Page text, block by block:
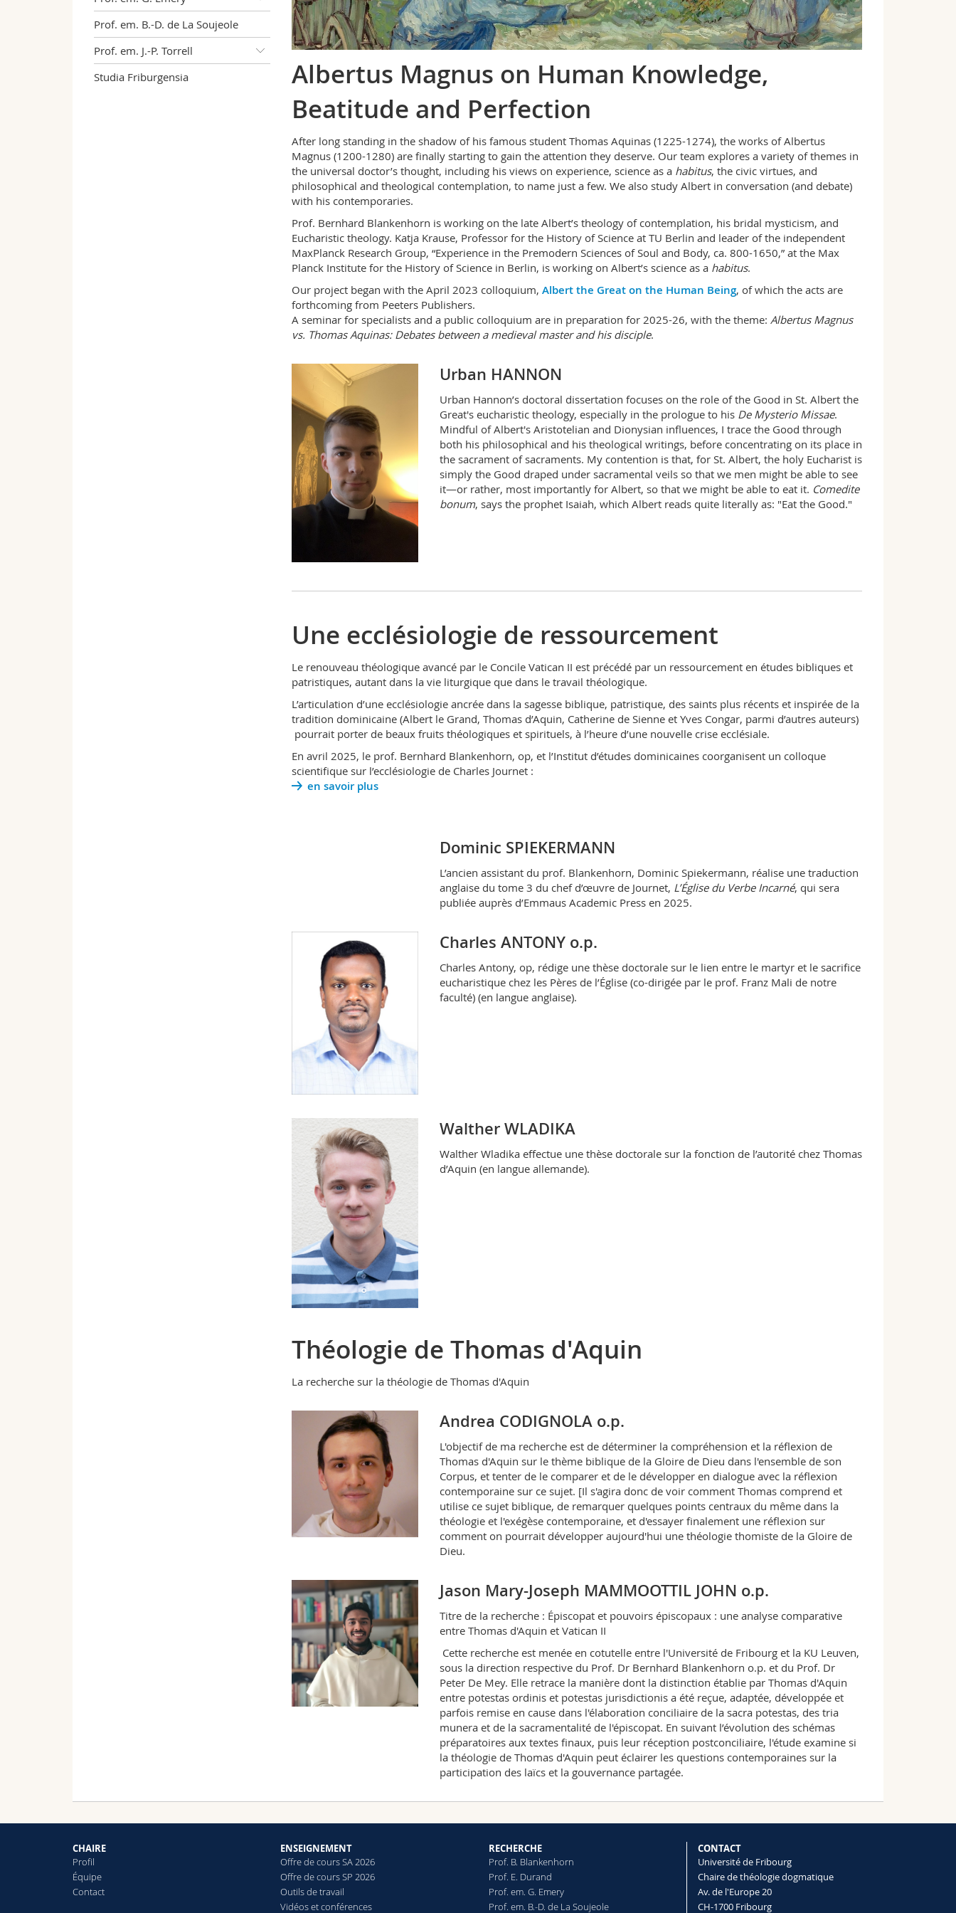
Prof. em. B.-D. de La Soujeole
Prof. em. J.-P. Torrell
Studia Friburgensia
Albertus Magnus on Human Knowledge,
Beatitude and Perfection
After long standing in the shadow of his famous student Thomas Aquinas (1225-1274), the works of Albertus
Magnus (1200-1280) are finally starting to gain the attention they deserve. Our team explores a variety of themes in
the universal doctor’s thought, including his views on experience, science as a habitus, the civic virtues, and
philosophical and theological contemplation, to name just a few. We also study Albert in conversation (and debate)
with his contemporaries.
Prof. Bernhard Blankenhorn is working on the late Albert’s theology of contemplation, his bridal mysticism, and
Eucharistic theology. Katja Krause, Professor for the History of Science at TU Berlin and leader of the independent
MaxPlanck Research Group, “Experience in the Premodern Sciences of Soul and Body, ca. 800-1650,” at the Max
Planck Institute for the History of Science in Berlin, is working on Albert’s science as a habitus.
Our project began with the April 2023 colloquium, Albert the Great on the Human Being, of which the acts are
forthcoming from Peeters Publishers.
A seminar for specialists and a public colloquium are in preparation for 2025-26, with the theme: Albertus Magnus
vs. Thomas Aquinas: Debates between a medieval master and his disciple.
Urban HANNON
Urban Hannon’s doctoral dissertation focuses on the role of the Good in St. Albert the
Great's eucharistic theology, especially in the prologue to his De Mysterio Missae.
Mindful of Albert's Aristotelian and Dionysian influences, I trace the Good through
both his philosophical and his theological writings, before concentrating on its place in
the sacrament of sacraments. My contention is that, for St. Albert, the holy Eucharist is
simply the Good draped under sacramental veils so that we men might be able to see
it—or rather, most importantly for Albert, so that we might be able to eat it. Comedite
bonum, says the prophet Isaiah, which Albert reads quite literally as: "Eat the Good."
Une ecclésiologie de ressourcement
Le renouveau théologique avancé par le Concile Vatican II est précédé par un ressourcement en études bibliques et
patristiques, autant dans la vie liturgique que dans le travail théologique.
L’articulation d’une ecclésiologie ancrée dans la sagesse biblique, patristique, des saints plus récents et inspirée de la
tradition dominicaine (Albert le Grand, Thomas d’Aquin, Catherine de Sienne et Yves Congar, parmi d’autres auteurs)
pourrait porter de beaux fruits théologiques et spirituels, à l’heure d’une nouvelle crise ecclésiale.
En avril 2025, le prof. Bernhard Blankenhorn, op, et l’Institut d’études dominicaines coorganisent un colloque
scientifique sur l’ecclésiologie de Charles Journet :
en savoir plus
Dominic SPIEKERMANN
L’ancien assistant du prof. Blankenhorn, Dominic Spiekermann, réalise une traduction
anglaise du tome 3 du chef d’œuvre de Journet, L’Église du Verbe Incarné, qui sera
publiée auprès d’Emmaus Academic Press en 2025.
Charles ANTONY o.p.
Charles Antony, op, rédige une thèse doctorale sur le lien entre le martyr et le sacrifice
eucharistique chez les Pères de l’Église (co-dirigée par le prof. Franz Mali de notre
faculté) (en langue anglaise).
Walther WLADIKA
Walther Wladika effectue une thèse doctorale sur la fonction de l’autorité chez Thomas
d’Aquin (en langue allemande).
Théologie de Thomas d'Aquin
La recherche sur la théologie de Thomas d'Aquin
Andrea CODIGNOLA o.p.
L'objectif de ma recherche est de déterminer la compréhension et la réflexion de
Thomas d'Aquin sur le thème biblique de la Gloire de Dieu dans l'ensemble de son
Corpus, et tenter de le comparer et de le développer en dialogue avec la réflexion
contemporaine sur ce sujet. [Il s'agira donc de voir comment Thomas comprend et
utilise ce sujet biblique, de remarquer quelques points centraux du même dans la
théologie et l'exégèse contemporaine, et d'essayer finalement une réflexion sur
comment on pourrait développer aujourd'hui une théologie thomiste de la Gloire de
Dieu.
Jason Mary-Joseph MAMMOOTTIL JOHN o.p.
Titre de la recherche : Épiscopat et pouvoirs épiscopaux : une analyse comparative
entre Thomas d'Aquin et Vatican II
Cette recherche est menée en cotutelle entre l'Université de Fribourg et la KU Leuven,
sous la direction respective du Prof. Dr Bernhard Blankenhorn o.p. et du Prof. Dr
Peter De Mey. Elle retrace la manière dont la distinction établie par Thomas d'Aquin
entre potestas ordinis et potestas jurisdictionis a été reçue, adaptée, développée et
parfois remise en cause dans l'élaboration conciliaire de la sacra potestas, des tria
munera et de la sacramentalité de l'épiscopat. En suivant l’évolution des schémas
préparatoires aux textes finaux, puis leur réception postconciliaire, l'étude examine si
la théologie de Thomas d'Aquin peut éclairer les questions contemporaines sur la
participation des laïcs et la gouvernance partagée.
CHAIRE
Profil
Équipe
Contact
ENSEIGNEMENT
Offre de cours SA 2026
Offre de cours SP 2026
Outils de travail
Vidéos et conférences
RECHERCHE
Prof. B. Blankenhorn
Prof. E. Durand
Prof. em. G. Emery
Prof. em. B.-D. de La Soujeole
CONTACT
Université de Fribourg
Chaire de théologie dogmatique
Av. de l'Europe 20
CH-1700 Fribourg